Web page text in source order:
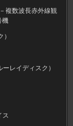
複数波長赤外線観
機
レイディスク）
ス